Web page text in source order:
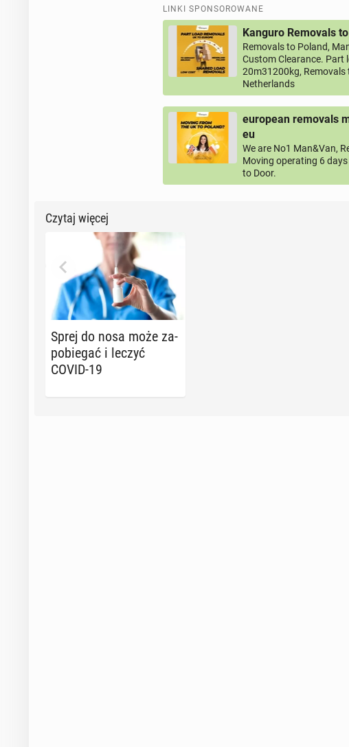
LINKI SPONSOROWANE
Kanguro Removals
Removals to Poland,
Custom Clearance. Part
20m31200kg, Removals
Netherlands
european removals
eu
We are No1 Man&Van,
Moving operating 6
to Door.
Czytaj więcej
Sprej do nosa może za­
po­bie­gać i leczyć
COVID-19